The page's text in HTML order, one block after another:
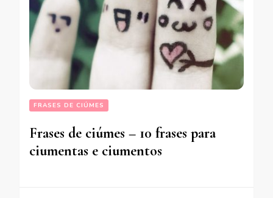
FRASES DE CIÚMES
Frases de ciúmes – 10 frases para
ciumentas e ciumentos